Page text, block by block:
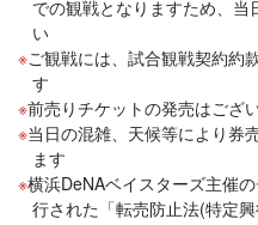
での観戦となりますため、当
い
ご観戦には、試合観戦契約約
す
前売りチケットの発売はござ
当日の混雑、天候等により券
ます
横浜DeNAベイスターズ主催
行された「転売防止法(特定